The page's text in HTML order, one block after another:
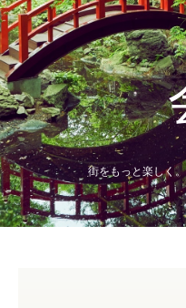
街をもっと楽しく